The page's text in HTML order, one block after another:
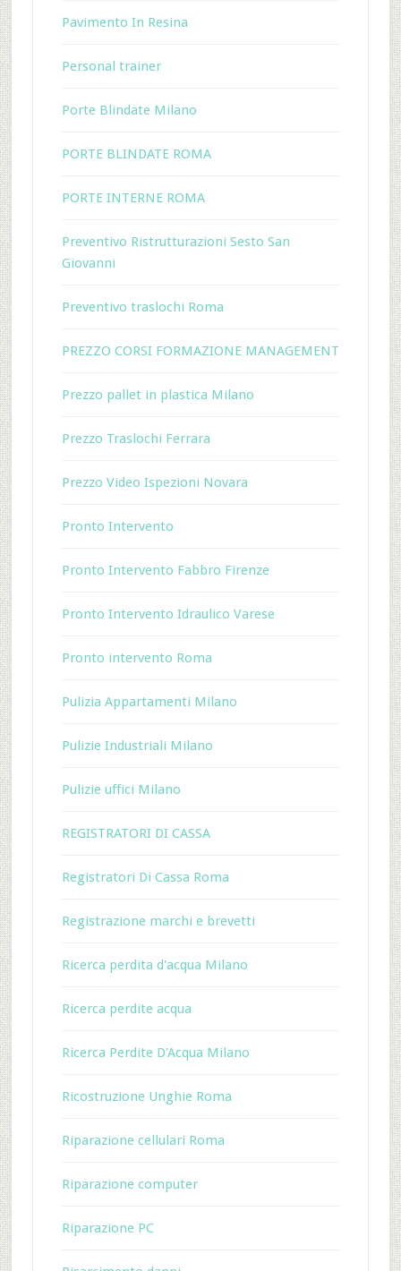
Pavimento In Resina
Personal trainer
Porte Blindate Milano
PORTE BLINDATE ROMA
PORTE INTERNE ROMA
Preventivo Ristrutturazioni Sesto San
Giovanni
Preventivo traslochi Roma
PREZZO CORSI FORMAZIONE MANAGEMENT
Prezzo pallet in plastica Milano
Prezzo Traslochi Ferrara
Prezzo Video Ispezioni Novara
Pronto Intervento
Pronto Intervento Fabbro Firenze
Pronto Intervento Idraulico Varese
Pronto intervento Roma
Pulizia Appartamenti Milano
Pulizie Industriali Milano
Pulizie uffici Milano
REGISTRATORI DI CASSA
Registratori Di Cassa Roma
Registrazione marchi e brevetti
Ricerca perdita d'acqua Milano
Ricerca perdite acqua
Ricerca Perdite D'Acqua Milano
Ricostruzione Unghie Roma
Riparazione cellulari Roma
Riparazione computer
Riparazione PC